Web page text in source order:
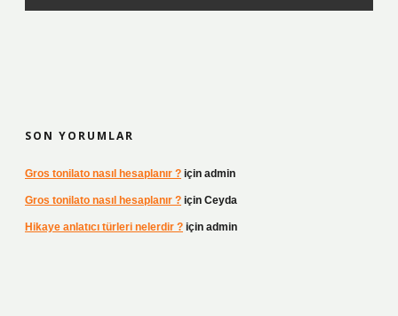
SON YORUMLAR
Gros tonilato nasıl hesaplanır ? için admin
Gros tonilato nasıl hesaplanır ? için Ceyda
Hikaye anlatıcı türleri nelerdir ? için admin